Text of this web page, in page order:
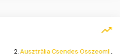
2.Ausztrália Csendes Összeomlása